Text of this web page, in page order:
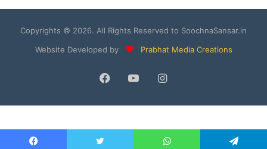
Copyrights © 2026. All Rights Reserved to SoochnaSansar.in
Website Developed by
Prabhat Media Creations
Facebook
YouTubeInstagram